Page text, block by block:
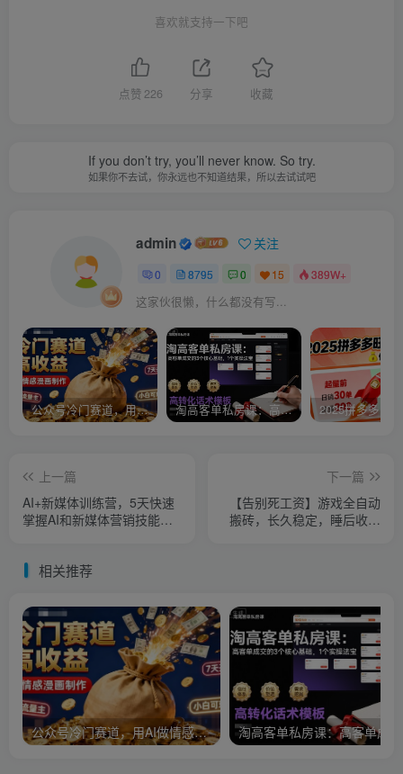
喜欢就支持一下吧
点赞 226 分享 收藏
If you don’t try, you’ll never know. So try.
如果你不去试，你永远也不知道结果，所以去试试吧
admin 关注
0 8795 0 15 389W+
这家伙很懒，什么都没有写...
公众号冷门赛道，用AI做情感漫画，7天开通流量主，操作简单，小白可玩 淘高客单私房课：高客单成交的3个核心基础，1个实操法宝
上一篇
AI+新媒体训练营，5天快速
掌握AI和新媒体营销技能，
下一篇
【告别死工资】游戏全自动
搬砖，长久稳定，睡后收益
相关推荐
公众号冷门赛道，用AI做情感漫画，7天开通流量主，操作简单，小白可玩